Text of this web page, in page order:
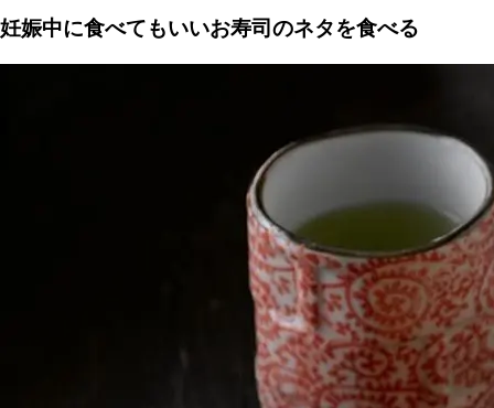
妊娠中に食べてもいいお寿司のネタを食べる